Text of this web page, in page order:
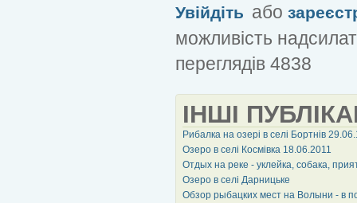
Увійдіть або
можливість
переглядів 4838
ІНШІ
Рибалка на озері в селі Бортнів
Озеро в селі Космівка 18.06.2011
Отдых на реке - уклейка, собака,
Озеро в селі Дарницьке
Обзор рыбацких мест на Волыни - в